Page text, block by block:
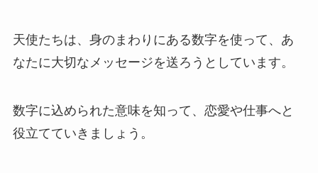
天使たちは、身のまわりにある数字を使って、あ
なたに大切なメッセージを送ろうとしています。
数字に込められた意味を知って、恋愛や仕事へと
役立てていきましょう。